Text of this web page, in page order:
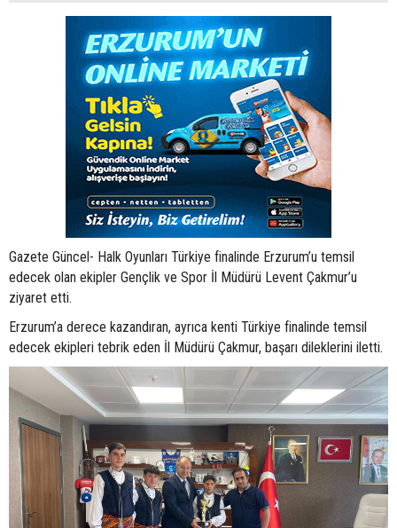
Gazete Güncel- Halk Oyunları Türkiye finalinde Erzurum’u temsil
edecek olan ekipler Gençlik ve Spor İl Müdürü Levent Çakmur’u
ziyaret etti.
Erzurum’a derece kazandıran, ayrıca kenti Türkiye finalinde temsil
edecek ekipleri tebrik eden İl Müdürü Çakmur, başarı dileklerini iletti.